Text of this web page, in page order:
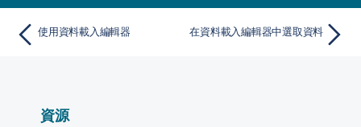
使用資料載入編輯器 在資料載入編輯器中選取資料
資源